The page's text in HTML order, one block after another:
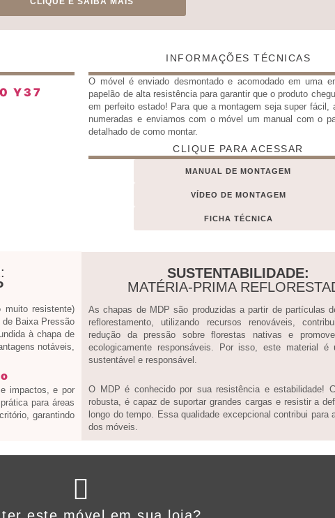
INFORMAÇÕES TÉCNICAS
O móvel é enviado desmontado e acomodado em uma
papelão de alta resistência para garantir que o produto
em perfeito estado! Para que a montagem seja super fácil,
numeradas e enviamos com o móvel um manual com o
detalhado de como montar.
CLIQUE PARA ACESSAR
MANUAL DE MONTAGEM
VÍDEO DE MONTAGEM
FICHA TÉCNICA
resistente)
Baixa Pressão
à chapa de
notáveis,
impactos, e por
para áreas
garantindo
SUSTENTABILIDADE:
MATÉRIA-PRIMA
As chapas de MDP são produzidas a partir de partículas
reflorestamento, utilizando recursos renováveis,
redução da pressão sobre florestas nativas e
ecologicamente responsáveis. Por isso, este material é
sustentável e responsável.
O MDP é conhecido por sua resistência e estabilidade!
robusta, é capaz de suportar grandes cargas e resistir a
longo do tempo. Essa qualidade excepcional contribui para
dos móveis.
Clique aqui